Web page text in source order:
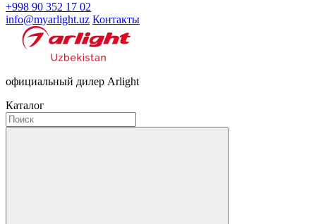
+998 90 352 17 02
info@myarlight.uz Контакты
официальный дилер Arlight
Каталог